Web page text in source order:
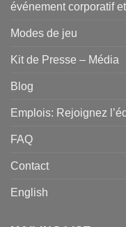
événement corporatif
Modes de jeu
Kit de Presse – Média
Blog
Emplois: Rejoignez
FAQ
Contact
English